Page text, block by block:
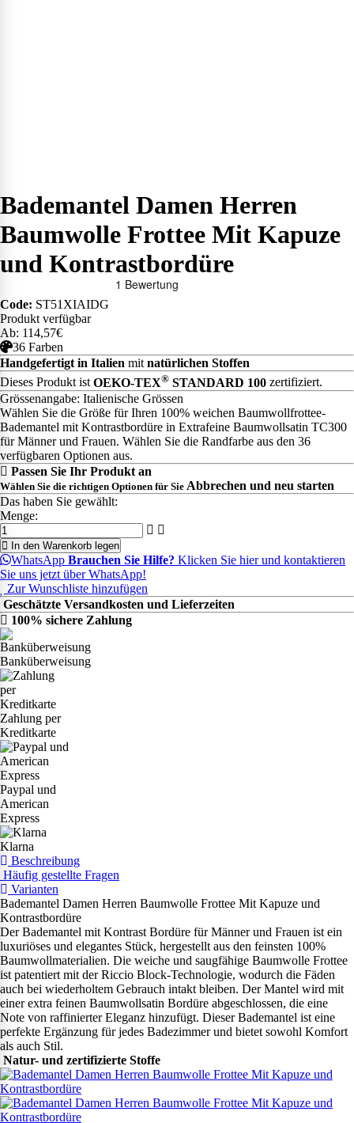
Bademantel Damen Herren
Baumwolle Frottee Mit Kapuze
und Kontrastbordüre
Code: ST51XIAIDG
Produkt verfügbar
Ab: 114,57€
36 Farben
Handgefertigt in Italien mitnatürlichen Stoffen
Dieses Produkt istOEKO-TEX® STANDARD 100 zertifiziert.
Grössenangabe: Italienische Grössen
Wählen Sie die Größe für Ihren 100% weichen Baumwollfrottee-
Bademantel mit Kontrastbordüre in Extrafeine Baumwollsatin TC300
für Männer und Frauen. Wählen Sie die Randfarbe aus den 36
verfügbaren Optionen aus.
Passen Sie Ihr Produkt an
Wählen Sie die richtigen Optionen für Sie Abbrechen und neu starten
Das haben Sie gewählt:
Menge:
In den Warenkorb legen
WhatsApp Brauchen Sie Hilfe? Klicken Sie hier und kontaktieren
Sie uns jetzt über WhatsApp!
Zur Wunschliste hinzufügen
Geschätzte Versandkosten und Lieferzeiten
100% sichere Zahlung
Banküberweisung
Zahlung per
Kreditkarte
Paypal und
American
Express
Klarna
Beschreibung
Häufig gestellte Fragen
Varianten
Bademantel Damen Herren Baumwolle Frottee Mit Kapuze und
Kontrastbordüre
Der Bademantel mit Kontrast Bordüre für Männer und Frauen ist ein
luxuriöses und elegantes Stück, hergestellt aus den feinsten 100%
Baumwollmaterialien. Die weiche und saugfähige Baumwolle Frottee
ist patentiert mit der Riccio Block-Technologie, wodurch die Fäden
auch bei wiederholtem Gebrauch intakt bleiben. Der Mantel wird mit
einer extra feinen Baumwollsatin Bordüre abgeschlossen, die eine
Note von raffinierter Eleganz hinzufügt. Dieser Bademantel ist eine
perfekte Ergänzung für jedes Badezimmer und bietet sowohl Komfort
als auch Stil.
Natur- und zertifizierte Stoffe